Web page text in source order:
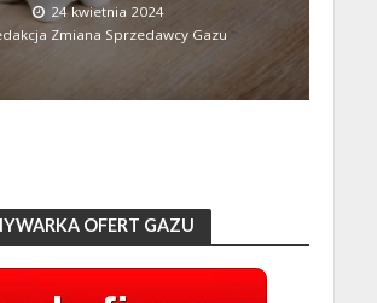
24 kwietnia 2024
Zmiana Sprzedawcy Gazu
OFERT GAZU